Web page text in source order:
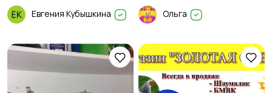
Евгения Кубышкина Ольга